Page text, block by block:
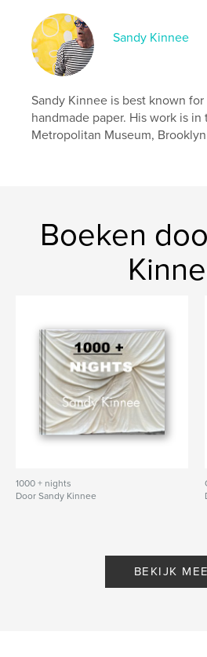
Sandy Kinnee
Sandy Kinnee is best known
handmade paper. His work is
Metropolitan Museum,
Boeken
1000 + nights
Door Sandy Kinnee
BEKIJK